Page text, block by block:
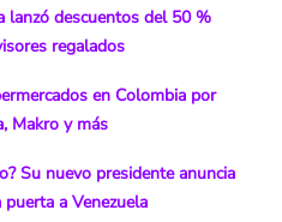
lanzó descuentos del 50 %
regalados
en Colombia por
Makro y más
Su nuevo presidente anuncia
a Venezuela